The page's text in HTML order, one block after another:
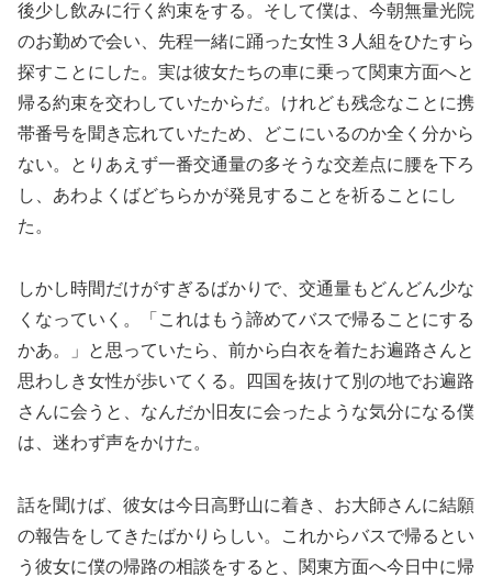
後少し飲みに行く約束をする。そして僕は、今朝無量光院
のお勤めで会い、先程一緒に踊った女性３人組をひたすら
探すことにした。実は彼女たちの車に乗って関東方面へと
帰る約束を交わしていたからだ。けれども残念なことに携
帯番号を聞き忘れていたため、どこにいるのか全く分から
ない。とりあえず一番交通量の多そうな交差点に腰を下ろ
し、あわよくばどちらかが発見することを祈ることにし
た。
しかし時間だけがすぎるばかりで、交通量もどんどん少な
くなっていく。「これはもう諦めてバスで帰ることにする
かあ。」と思っていたら、前から白衣を着たお遍路さんと
思わしき女性が歩いてくる。四国を抜けて別の地でお遍路
さんに会うと、なんだか旧友に会ったような気分になる僕
は、迷わず声をかけた。
話を聞けば、彼女は今日高野山に着き、お大師さんに結願
の報告をしてきたばかりらしい。これからバスで帰るとい
う彼女に僕の帰路の相談をすると、関東方面へ今日中に帰